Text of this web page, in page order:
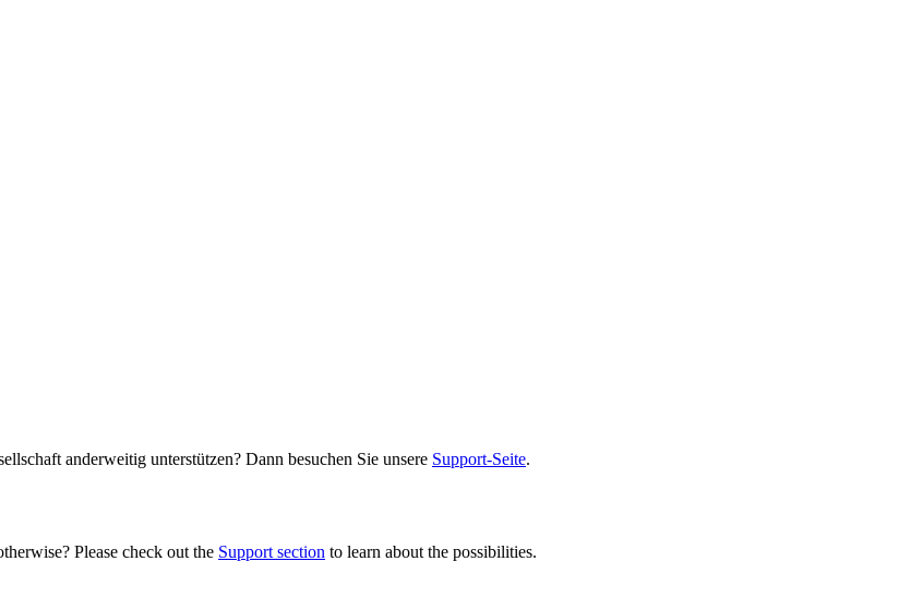
anderweitig unterstützen? Dann besuchen Sie unsere Support-Seite.
Please check out the Support section to learn about the possibilities.